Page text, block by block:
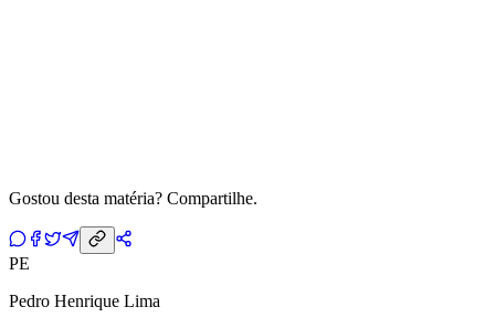
Gostou desta matéria? Compartilhe.
PE
Pedro Henrique Lima